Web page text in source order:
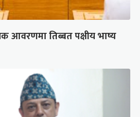
आवरणमा तिब्बत पक्षीय भाष्य